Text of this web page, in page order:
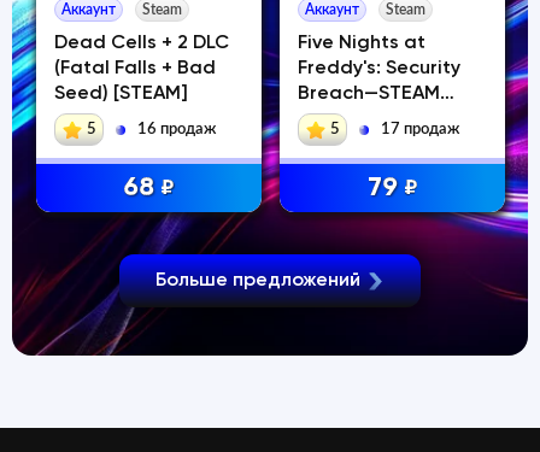
Аккаунт Steam
Dead Cells + 2 DLC
(Fatal Falls + Bad
Seed) [STEAM]
5 16 продаж
68 ₽
Аккаунт Steam
Five Nights at
Freddy's: Security
Breach—STEAM
Аккаунт
5 17 продаж
79 ₽
Больше предложений